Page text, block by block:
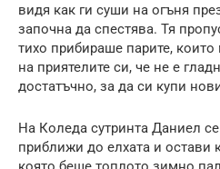
видя как ги суши на огъня
започна да спестява. Тя
тихо прибираше парите,
на приятелите си, че не е
достатъчно, за да си купи
На Коледа сутринта Даниел
приближи до елхата и остави